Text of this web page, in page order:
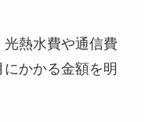
熱水費や通信費
かかる金額を明